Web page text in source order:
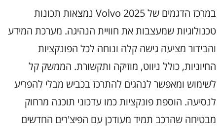
במרכז הדגמים של Volvo 2025 נמצאות תכונות
טכנולוגיות שמעצבות את חוויית הנהיגה. מערכת המידע
והבידור מציעה גישה קלה ונוחה לכל הפונקציות
החיוניות, כולל ניווט, מוזיקה ותקשורת. הממשק קל
לשימוש ומאפשר לנהגים להתרכז בכביש מבלי להפריע
לנסיעה. הוספת פונקציות כמו עדכוני תוכנה מרחוק
מבטיחה שהרכב תמיד מעודכן עם הפיצ'רים החדשים